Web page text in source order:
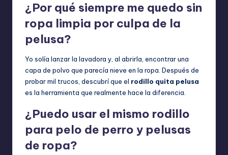
y
Ecológico
cantidad
¿Por qué siempre me quedo sin
ropa limpia por culpa de la
pelusa?
Yo solía lanzar la lavadora y, al abrirla, encontrar una
capa de polvo que parecía nieve en la ropa. Después de
probar mil trucos, descubrí que el rodillo quita pelusa
es la herramienta que realmente hace la diferencia.
¿Puedo usar el mismo rodillo
para pelo de perro y pelusas
de ropa?